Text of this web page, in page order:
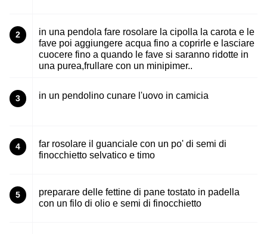
2
in una pendola fare rosolare la cipolla la carota e le
fave poi aggiungere acqua fino a coprirle e lasciare
cuocere fino a quando le fave si saranno ridotte in
una purea,frullare con un minipimer..
3 in un pendolino cunare l'uovo in camicia
4
far rosolare il guanciale con un po' di semi di
finocchietto selvatico e timo
5
preparare delle fettine di pane tostato in padella
con un filo di olio e semi di finocchietto